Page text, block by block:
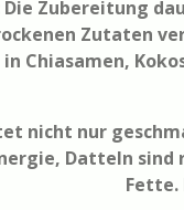
Die Zubereitung
Zutaten
in Chiasamen,
nicht nur
Datteln